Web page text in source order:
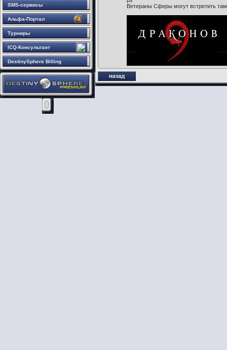
SMS-сервисы
Альфа-Портал
Турниры
ICQ-Консультант
DestinySphere Billing
Ветераны Сферы могут встретить